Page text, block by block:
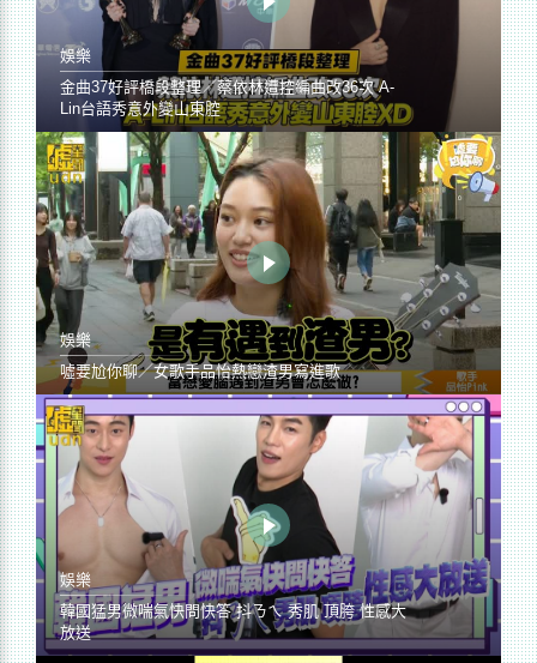
娛樂
金曲37好評橋段整理／蔡依林遭控編曲改36次 A-
Lin台語秀意外變山東腔
娛樂
噓要尬你聊／女歌手品怡熱戀渣男寫進歌
娛樂
韓國猛男微喘氣快問快答 抖ㄋㄟ 秀肌 頂胯 性感大
放送